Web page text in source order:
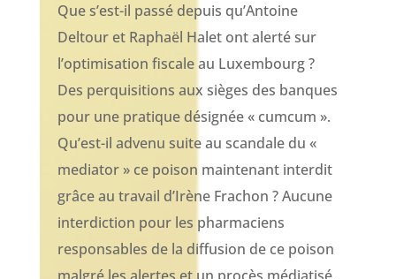
Que s’est-il passé depuis qu’Antoine
Deltour et Raphaël Halet ont alerté sur
l’optimisation fiscale au Luxembourg ?
Des perquisitions aux sièges des banques
pour une pratique désignée « cumcum ».
Qu’est-il advenu suite au scandale du «
mediator » ce poison maintenant interdit
grâce au travail d’Irène Frachon ? Aucune
interdiction pour les pharmaciens
responsables de la diffusion de ce poison
malgré les alertes et un procès médiatisé.